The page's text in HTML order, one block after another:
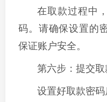
在取款过程中
码。请确保设置的
保证账户安全。
第六步：提交
设置好取款密